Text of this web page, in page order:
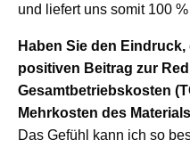
und liefert uns somit 100
Haben Sie den
positiven Beitrag zur
Gesamtbetriebskosten
Mehrkosten des
Das Gefühl kann ich so